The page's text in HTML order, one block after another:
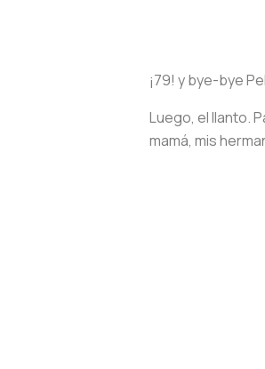
¡79! y bye-bye
Luego, el llanto.
mamá, mis